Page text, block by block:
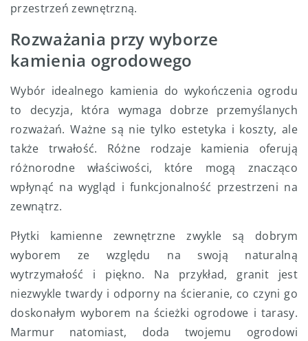
przestrzeń zewnętrzną.
Rozważania przy wyborze
kamienia ogrodowego
Wybór idealnego kamienia do wykończenia ogrodu
to decyzja, która wymaga dobrze przemyślanych
rozważań. Ważne są nie tylko estetyka i koszty, ale
także trwałość. Różne rodzaje kamienia oferują
różnorodne właściwości, które mogą znacząco
wpłynąć na wygląd i funkcjonalność przestrzeni na
zewnątrz.
Płytki kamienne zewnętrzne zwykle są dobrym
wyborem ze względu na swoją naturalną
wytrzymałość i piękno. Na przykład, granit jest
niezwykle twardy i odporny na ścieranie, co czyni go
doskonałym wyborem na ścieżki ogrodowe i tarasy.
Marmur natomiast, doda twojemu ogrodowi